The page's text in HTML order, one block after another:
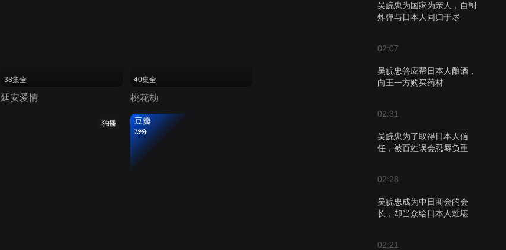
吴皖忠为国家为亲人，自制
炸弹与日本人同归于尽
02:07
吴皖忠答应帮日本人酿酒，
向王一方购买药材
02:31
吴皖忠为了取得日本人信
任，被百姓误会忍辱负重
02:28
吴皖忠成为中日商会的会
长，却当众给日本人难堪
02:21
38集全
延安爱情
40集全
桃花劫
独播 豆瓣
7.9分